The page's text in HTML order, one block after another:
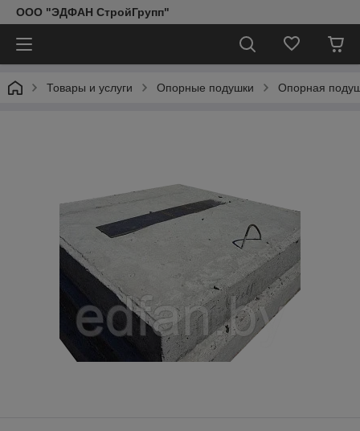
ООО "ЭДФАН СтройГрупп"
Товары и услуги Опорные подушки Опорная